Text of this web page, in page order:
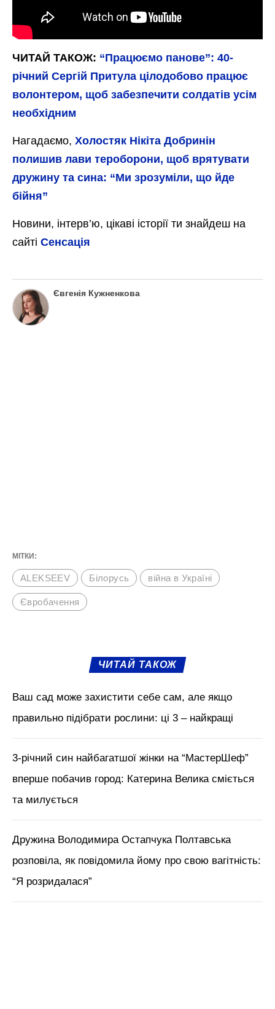
ЧИТАЙ ТАКОЖ: “Працюємо панове”: 40-
річний Сергій Притула цілодобово працює
волонтером, щоб забезпечити солдатів усім
необхідним
Нагадаємо, Холостяк Нікіта Добринін
полишив лави тероборони, щоб врятувати
дружину та сина: “Ми зрозуміли, що йде
бійня”
Новини, інтерв’ю, цікаві історії ти знайдеш на
сайті Сенсація
Євгенія Кужненкова
МІТКИ:
ALEKSEEV Білорусь війна в Україні
Євробачення
ЧИТАЙ ТАКОЖ
Ваш сад може захистити себе сам, але якщо
правильно підібрати рослини: ці 3 – найкращі
3-річний син найбагатшої жінки на “МастерШеф”
вперше побачив город: Катерина Велика сміється
та милується
Дружина Володимира Остапчука Полтавська
розповіла, як повідомила йому про свою вагітність:
“Я розридалася”